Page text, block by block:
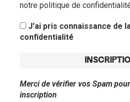
notre politique de
J'ai pris connaissance de
confidentialité
Merci de vérifier vos Spam
inscription